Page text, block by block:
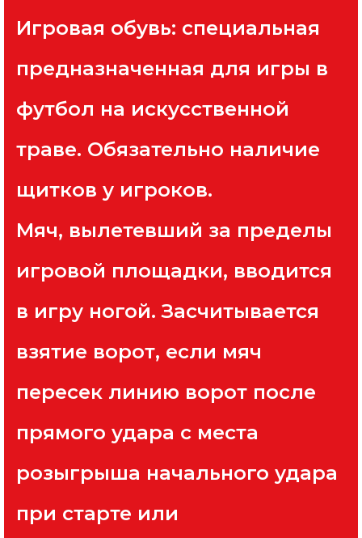
Игровая обувь: специальная
предназначенная для игры в
футбол на искусственной
траве. Обязательно наличие
щитков у игроков.
Мяч, вылетевший за пределы
игровой площадки, вводится
в игру ногой. Засчитывается
взятие ворот, если мяч
пересек линию ворот после
прямого удара с места
розыгрыша начального удара
при старте или